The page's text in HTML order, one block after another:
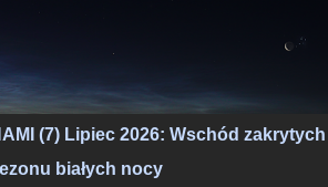
(7) Lipiec 2026: Wschód zakrytych
białych nocy